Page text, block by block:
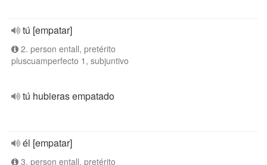
tú [empatar]
2. person entall, pretérito
pluscuamperfecto 1, subjuntivo
tú hubieras empatado
él [empatar]
3. person entall, pretérito